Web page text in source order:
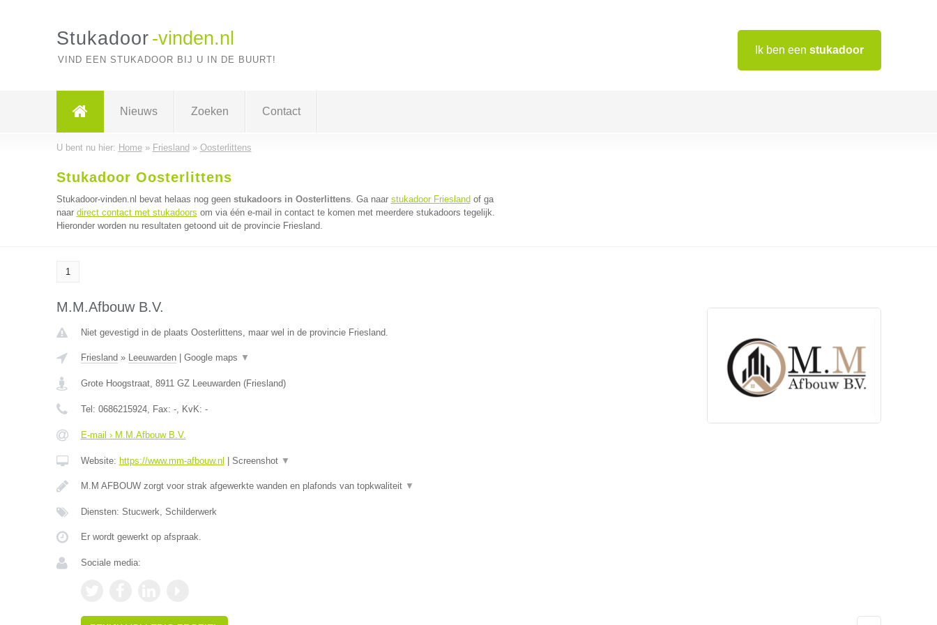
Ik ben een stukadoor
Stukadoor -vinden.nl
VIND EEN STUKADOOR BIJ U IN DE BUURT!
Nieuws Zoeken Contact
U bent nu hier: Home» Friesland » Oosterlittens
Stukadoor Oosterlittens
Stukadoor-vinden.nl bevat helaas nog geen stukadoors in Oosterlittens. Ga naar stukadoor Friesland of ga
naar direct contact met stukadoors om via één e-mail in contact te komen met meerdere stukadoors tegelijk.
Hieronder worden nu resultaten getoond uit de provincie Friesland.
1
M.M.Afbouw B.V.
Niet gevestigd in de plaats Oosterlittens, maar wel in de provincie Friesland.
Friesland » Leeuwarden| Google maps ▼
Grote Hoogstraat, 8911 GZ Leeuwarden(Friesland)
Tel: 0686215924, Fax: -, KvK: -
E-mail › M.M.Afbouw B.V.
Website: https://www.mm-afbouw.nl Screenshot ▼
M.M AFBOUW zorgt voor strak afgewerkte wanden en plafonds van topkwaliteit ▼
Diensten: Stucwerk, Schilderwerk
Er wordt gewerkt op afspraak.
Sociale media: